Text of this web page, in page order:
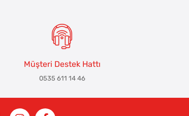
Müşteri Destek Hattı
0535 611 14 46